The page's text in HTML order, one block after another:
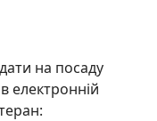
на посаду
електронній